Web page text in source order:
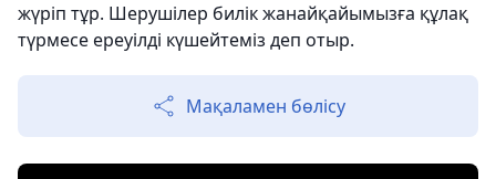
жүріп тұр. Шерушілер билік жанайқайымызға құлақ
түрмесе ереуілді күшейтеміз деп отыр.
Мақаламен бөлісу